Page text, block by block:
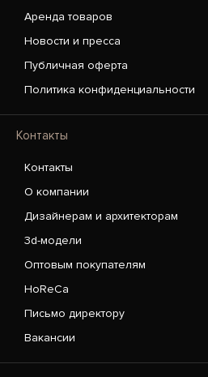
Аренда товаров
Новости и пресса
Публичная оферта
Политика конфиденциальности
Контакты
Контакты
О компании
Дизайнерам и архитекторам
3d-модели
Оптовым покупателям
HoReCa
Письмо директору
Вакансии